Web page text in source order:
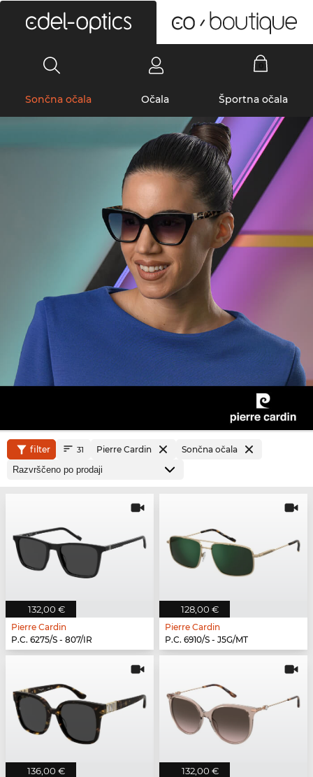
Sončna očala Očala Športna očala
filter 31 Pierre Cardin Sončna očala
132,00 €
Pierre Cardin
P.C. 6275/S - 807/IR
128,00 €
Pierre Cardin
P.C. 6910/S - J5G/MT
136,00 € 132,00 €